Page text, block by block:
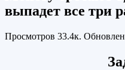
выпадет все три
Просмотров 33.4к.